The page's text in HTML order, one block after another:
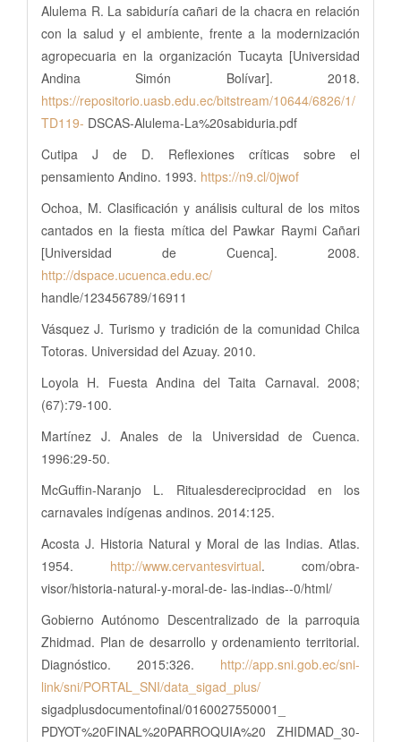
Alulema R. La sabiduría cañari de la chacra en relación
con la salud y el ambiente, frente a la modernización
agropecuaria en la organización Tucayta [Universidad
Andina Simón Bolívar]. 2018.
https://repositorio.uasb.edu.ec/bitstream/10644/6826/1/
TD119- DSCAS-Alulema-La%20sabiduria.pdf
Cutipa J de D. Reflexiones críticas sobre el
pensamiento Andino. 1993. https://n9.cl/0jwof
Ochoa, M. Clasificación y análisis cultural de los mitos
cantados en la fiesta mítica del Pawkar Raymi Cañari
[Universidad de Cuenca]. 2008.
http://dspace.ucuenca.edu.ec/
handle/123456789/16911
Vásquez J. Turismo y tradición de la comunidad Chilca
Totoras. Universidad del Azuay. 2010.
Loyola H. Fuesta Andina del Taita Carnaval. 2008;
(67):79-100.
Martínez J. Anales de la Universidad de Cuenca.
1996:29-50.
McGuffin-Naranjo L. Ritualesdereciprocidad en los
carnavales indígenas andinos. 2014:125.
Acosta J. Historia Natural y Moral de las Indias. Atlas.
1954. http://www.cervantesvirtual. com/obra-
visor/historia-natural-y-moral-de- las-indias--0/html/
Gobierno Autónomo Descentralizado de la parroquia
Zhidmad. Plan de desarrollo y ordenamiento territorial.
Diagnóstico. 2015:326. http://app.sni.gob.ec/sni-
link/sni/PORTAL_SNI/data_sigad_plus/
sigadplusdocumentofinal/0160027550001_
PDYOT%20FINAL%20PARROQUIA%20 ZHIDMAD_30-